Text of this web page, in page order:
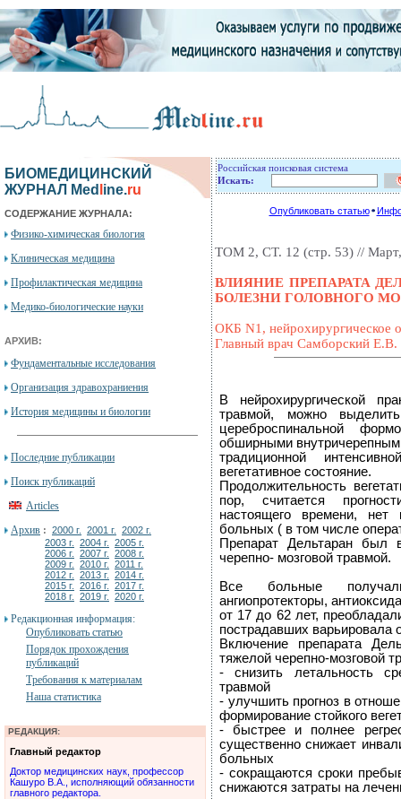
БИОМЕДИЦИНСКИЙ
ЖУРНАЛ Med ine.ru
СОДЕРЖАНИЕ ЖУРНАЛА:
Физико-химическая биология
Клиническая медицина
Профилактическая медицина
Медико-биологические науки
АРХИВ:
Фундаментальные исследования
Организация здравохраниения
История медицины и биологии
Последние публикации
Поиск публикаций
Articles
Архив : 2000 г. 2001 г.
2002 г.
2003 г.
2004 г.
2005 г.
2006 г.
2007 г.
2008 г.
2009 г.
2010 г.
2011 г.
2012 г.
2013 г.
2014 г.
2015 г.
2016 г.
2017 г.
2018 г.
2019 г. 2020 г.
Редакционная информация:
Опубликовать статью
Порядок прохождения
публикаций
Требования к материалам
Наша статистика
РЕДАКЦИЯ:
Главный редактор
Доктор медицинских наук, профессор
Кашуро В.А., исполняющий обязанности
главного редактора.
Российская поисковая система
Искать:
Опубликовать статью
ТОМ 2, СТ. 12 (стр. 53) // Март,
ВЛИЯНИЕ ПРЕПАРАТА
БОЛЕЗНИ ГОЛОВНОГО
ОКБ N1, нейрохирургическое
Главный врач Самборский Е.В.
В нейрохирургической
травмой, можно
цереброспинальной
обширными
традиционной
вегетативное состояние.
Продолжительность
пор, считается
настоящего времени, нет
больных ( в том числе
Препарат Дельтаран
черепно- мозговой травмой.
Все больные
ангиопротекторы,
от 17 до 62 лет,
пострадавших варьировала
Включение препарата
тяжелой черепно-мозговой
- снизить летальность
травмой
- улучшить прогноз в
формирование стойкого
- быстрее и полнее
существенно снижает
больных
- сокращаются сроки
снижаются затраты на